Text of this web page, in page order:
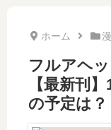
ホーム
フルアヘ
【最新刊
の予定は？